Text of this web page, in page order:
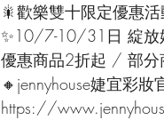
🎇歡樂雙十限定優惠活
✨10/7-10/31日 綻放
優惠商品2折起 / 部分
🔸jennyhouse婕宜彩妝
https://